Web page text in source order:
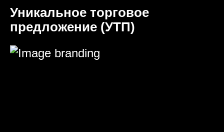
Уникальное торговое
предложение (УТП)